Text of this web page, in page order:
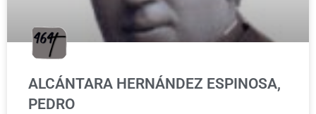
ALCÁNTARA HERNÁNDEZ ESPINOSA,
PEDRO